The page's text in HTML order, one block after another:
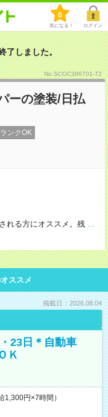
0
気になる！ ログイン
了しました。
No.SCOC396701-T2
ーの塗装/日払
ンクOK
れる方にオススメ。残 ...
ススメ
掲載日：2026.08.04
23日＊自動車
Ｋ
円×7時間）